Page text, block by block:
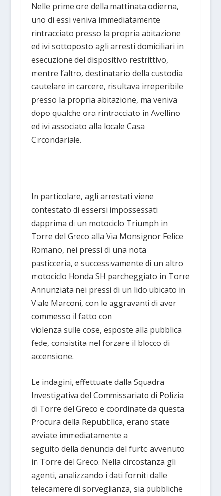
Nelle prime ore della mattinata odierna,
uno di essi veniva immediatamente
rintracciato presso la propria abitazione
ed ivi sottoposto agli arresti domiciliari in
esecuzione del dispositivo restrittivo,
mentre l’altro, destinatario della custodia
cautelare in carcere, risultava irreperibile
presso la propria abitazione, ma veniva
dopo qualche ora rintracciato in Avellino
ed ivi associato alla locale Casa
Circondariale.
In particolare, agli arrestati viene
contestato di essersi impossessati
dapprima di un motociclo Triumph in
Torre del Greco alla Via Monsignor Felice
Romano, nei pressi di una nota
pasticceria, e successivamente di un altro
motociclo Honda SH parcheggiato in Torre
Annunziata nei pressi di un lido ubicato in
Viale Marconi, con le aggravanti di aver
commesso il fatto con
violenza sulle cose, esposte alla pubblica
fede, consistita nel forzare il blocco di
accensione.
Le indagini, effettuate dalla Squadra
Investigativa del Commissariato di Polizia
di Torre del Greco e coordinate da questa
Procura della Repubblica, erano state
avviate immediatamente a
seguito della denuncia del furto avvenuto
in Torre del Greco. Nella circostanza gli
agenti, analizzando i dati forniti dalle
telecamere di sorveglianza, sia pubbliche